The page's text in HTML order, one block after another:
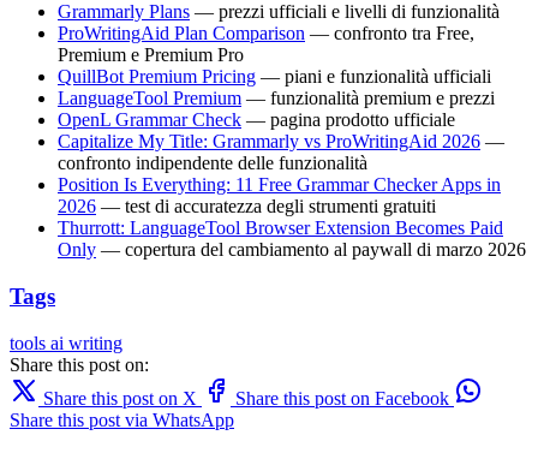
Grammarly Plans — prezzi ufficiali e livelli di funzionalità
ProWritingAid Plan Comparison — confronto tra Free,
Premium e Premium Pro
QuillBot Premium Pricing — piani e funzionalità ufficiali
LanguageTool Premium — funzionalità premium e prezzi
OpenL Grammar Check — pagina prodotto ufficiale
Capitalize My Title: Grammarly vs ProWritingAid 2026 —
confronto indipendente delle funzionalità
Position Is Everything: 11 Free Grammar Checker Apps in
2026 — test di accuratezza degli strumenti gratuiti
Thurrott: LanguageTool Browser Extension Becomes Paid
Only — copertura del cambiamento al paywall di marzo 2026
Tags
tools ai writing
Share this post on:
Share this post on X
Share this post on Facebook
Share this post via WhatsApp